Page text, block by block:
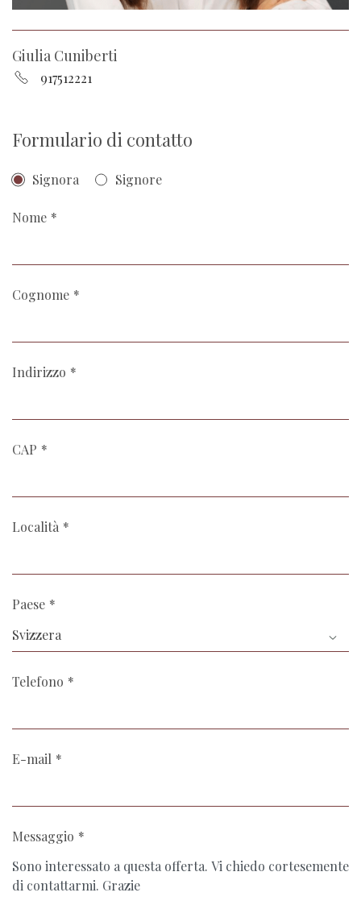
Giulia Cuniberti
917512221
Formulario di contatto
Signora Signore
Nome
Cognome
Indirizzo
CAP
Località
Paese
Svizzera
Telefono
E-mail
Messaggio